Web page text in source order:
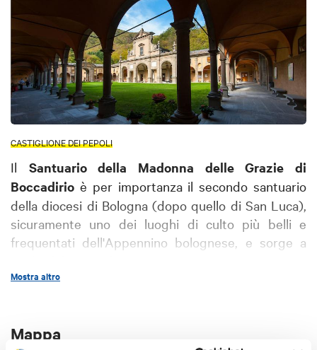
CASTIGLIONE DEI PEPOLI
Il Santuario della Madonna delle Grazie di
Boccadirio è per importanza il secondo santuario
della diocesi di Bologna (dopo quello di San Luca),
sicuramente uno dei luoghi di culto più belli e
frequentati dell'Appennino bolognese, e sorge a
Il 16 luglio
gli abitanti di Baragazza fecero prontamente.
Mostra altro
Mappa